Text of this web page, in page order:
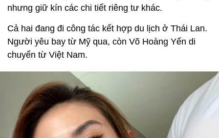
nhưng giữ kín các chi tiết riêng tư khác.
Cả hai đang đi công tác kết hợp du lịch ở Thái Lan.
Người yêu bay từ Mỹ qua, còn Võ Hoàng Yến di
chuyển từ Việt Nam.